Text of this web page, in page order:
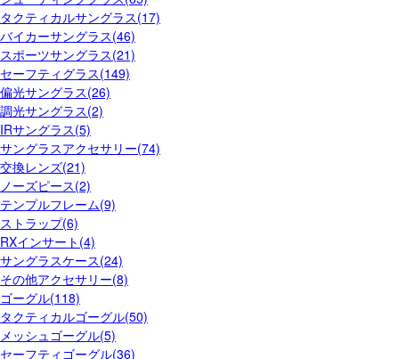
タクティカルサングラス(17)
バイカーサングラス(46)
スポーツサングラス(21)
セーフティグラス(149)
偏光サングラス(26)
調光サングラス(2)
IRサングラス(5)
サングラスアクセサリー(74)
交換レンズ(21)
ノーズピース(2)
テンプルフレーム(9)
ストラップ(6)
RXインサート(4)
サングラスケース(24)
その他アクセサリー(8)
ゴーグル(118)
タクティカルゴーグル(50)
メッシュゴーグル(5)
セーフティゴーグル(36)